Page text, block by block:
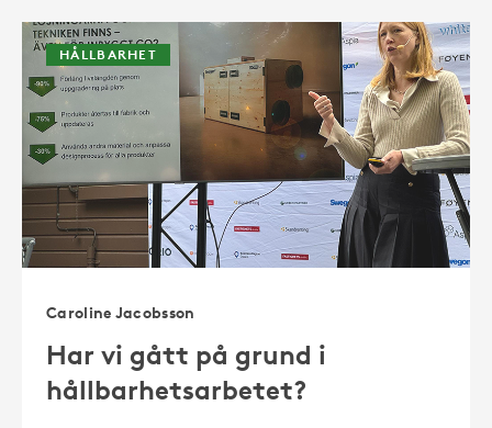
HÅLLBARHET
Caroline Jacobsson
Har vi gått på grund i
hållbarhetsarbetet?